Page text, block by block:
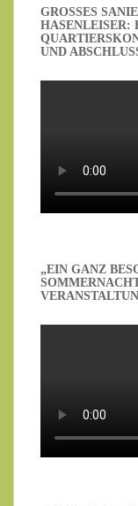
GROSSES
ASENLEISER:
ND
„EIN GANZ